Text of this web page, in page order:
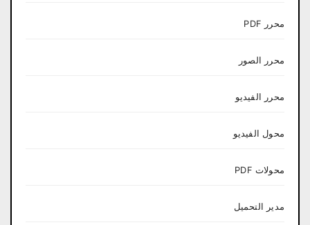
محرر PDF
محرر الصور
محرر الفيديو
محول الفيديو
محولات PDF
مدير التحميل